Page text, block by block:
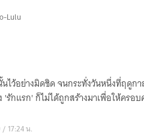
Lulu
ไว้อย่างมิดชิด จนกระทั่งวันหนึ่งที่ฤดูกา
'รักแรก' ก็ไม่ได้ถูกสร้างมาเพื่อให้ครอ
17:24 น.